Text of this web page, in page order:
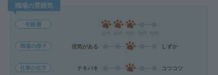
職場の雰囲気
年齢層
職場の様子 活気がある しずか
仕事の仕方 テキパキ コツコツ